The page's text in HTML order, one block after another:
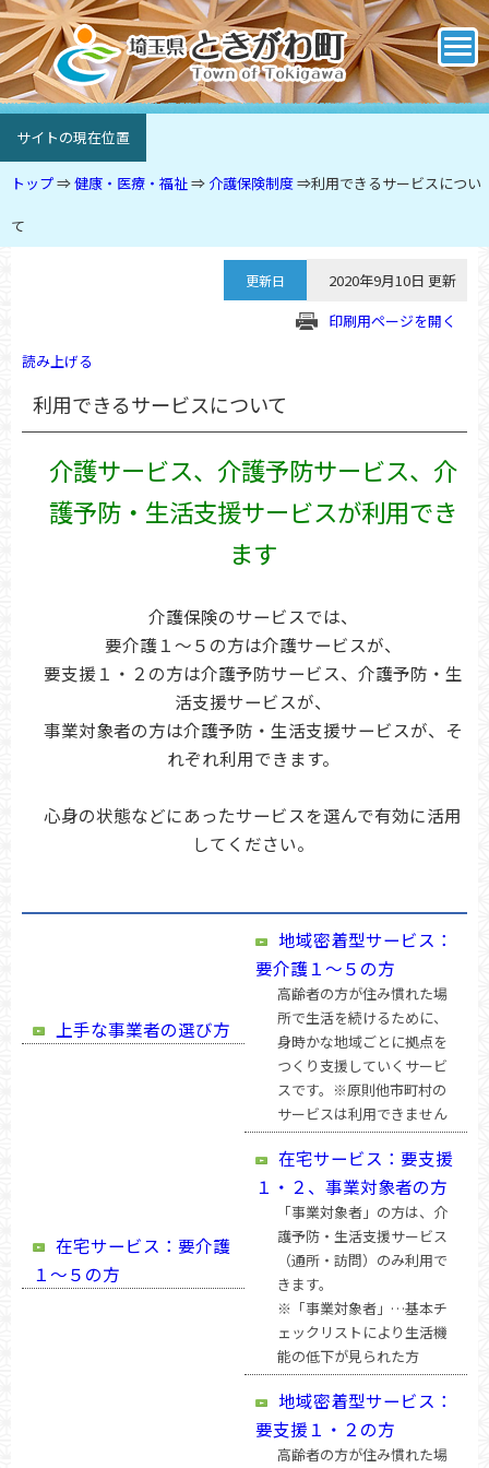
サイトの現在位置
トップ⇒健康・医療・福祉⇒ 介護保険制度⇒利用できるサービスについ
て
更新日
2020年9月10日 更新
印刷用ページを開く
読み上げる
利用できるサービスについて
介護サービス、介護予防サービス、介
護予防・生活支援サービスが利用でき
ます
介護保険のサービスでは、
要介護１～５の方は介護サービスが、
要支援１・２の方は介護予防サービス、介護予防・生
活支援サービスが、
事業対象者の方は介護予防・生活支援サービスが、そ
れぞれ利用できます。
心身の状態などにあったサービスを選んで有効に活用
してください。
上手な事業者の選び方
地域密着型サービス：
要介護１～５の方
高齢者の方が住み慣れた場
所で生活を続けるために、
身時かな地域ごとに拠点を
つくり支援していくサービ
スです。※原則他市町村の
サービスは利用できません
在宅サービス：要介護
１～５の方
在宅サービス：要支援
１・２、事業対象者の方
「事業対象者」の方は、介
護予防・生活支援サービス
（通所・訪問）のみ利用で
きます。
※「事業対象者」…基本チ
ェックリストにより生活機
能の低下が見られた方
地域密着型サービス：
要支援１・２の方
高齢者の方が住み慣れた場